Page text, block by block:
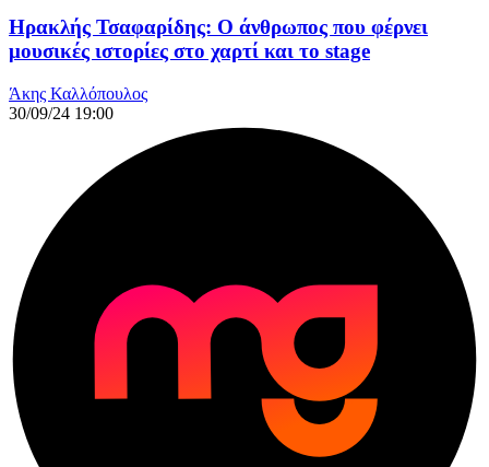
Ηρακλής Τσαφαρίδης: Ο άνθρωπος που φέρνει
μουσικές ιστορίες στο χαρτί και το stage
Άκης Καλλόπουλος
30/09/24 19:00